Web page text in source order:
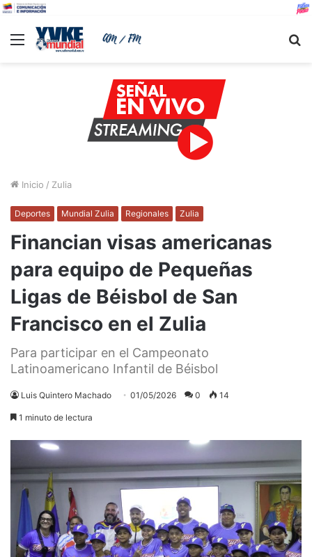
Menu
Inicio / Zulia
Deportes Mundial Zulia Regionales Zulia
Financian visas americanas
para equipo de Pequeñas
Ligas de Béisbol de San
Francisco en el Zulia
Para participar en el Campeonato
Latinoamericano Infantil de Béisbol
Luis Quintero Machado 01/05/2026 0 14
1 minuto de lectura